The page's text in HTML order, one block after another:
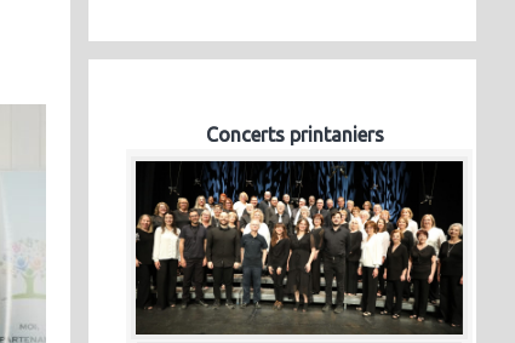
Concerts printaniers